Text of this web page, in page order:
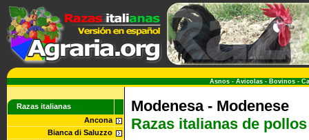
Asnos - Avicolas - Bovinos -
Razas italianas
Ancona
Bianca di Saluzzo
Modenesa - Modenese
Razas italianas de pollos